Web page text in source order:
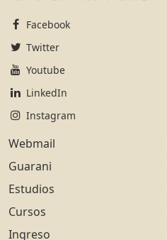
Facebook
Twitter
Youtube
LinkedIn
Instagram
Webmail
Guarani
Estudios
Cursos
Ingreso